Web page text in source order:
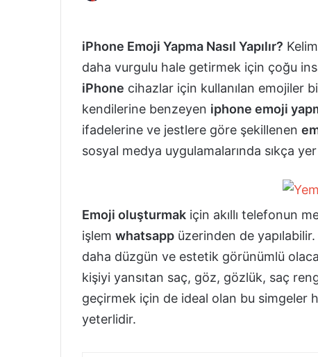
iPhone Emoji Yapma Nasıl Yapılır?
daha vurgulu hale getirmek için çoğu
iPhone cihazlar için kullanılan emojiler
kendilerine benzeyen iphone emoji
ifadelerine ve jestlere göre şekillenen
sosyal medya uygulamalarında sıkça
Emoji oluşturmak için akıllı telefonun
işlem whatsapp üzerinden de
daha düzgün ve estetik görünümlü
kişiyi yansıtan saç, göz, gözlük, saç
geçirmek için de ideal olan bu simgeler
yeterlidir.